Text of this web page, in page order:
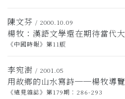
陳文芬 / 2000.10.09
楊牧：漢語文學還在期待當代
《中國時報》第11版
李宛澍 / 2001.05
用故鄉的山水寫詩──楊牧導
《遠見雜誌》第179期：286-293